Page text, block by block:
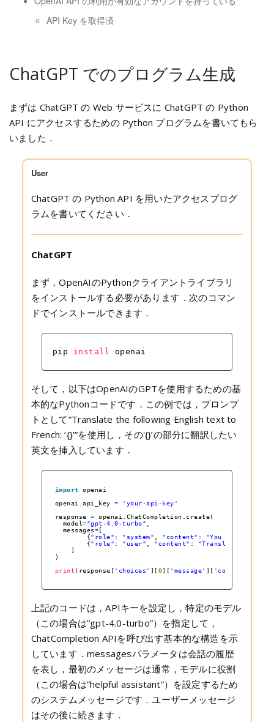
API Key を取得済
ChatGPT でのプログラム生成
まずは ChatGPT の Web サービスに ChatGPT の Python
API にアクセスするための Python プログラムを書いてもら
いました．
User
ChatGPT の Python API を用いたアクセスプログ
ラムを書いてください．
ChatGPT
まず，OpenAIのPythonクライアントライブラリ
をインストールする必要があります．次のコマン
ドでインストールできます．
pip install openai
そして，以下はOpenAIのGPTを使用するための基
本的なPythonコードです．この例では，プロンプ
トとして”Translate the following English text to
French: ‘{}'”を使用し，その'{}’の部分に翻訳したい
英文を挿入しています．
import
openai
openai.api_key =
'your-api-key'
response =
openai.ChatCompletion.create(
model="gpt-4.0-turbo"
messages= [
{"role" : "system" "content" :
"You are a
{"role" : "user" "content" :
"Translate the
]
)
print (response[ 'choices' ][0][ 'message' ][ 'content'
上記のコードは，APIキーを設定し，特定のモデル
（この場合は”gpt-4.0-turbo”）を指定して，
ChatCompletion APIを呼び出す基本的な構造を示
しています．messagesパラメータは会話の履歴
を表し，最初のメッセージは通常，モデルに役割
（この場合は”helpful assistant”）を設定するため
のシステムメッセージです．ユーザーメッセージ
はその後に続きます．